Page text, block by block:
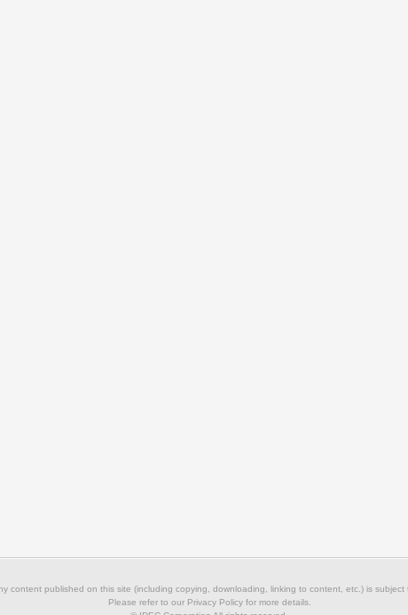
content published on this site (including copying, downloading, linking to content, etc.) is subject
Please refer to our Privacy Policy for more details.